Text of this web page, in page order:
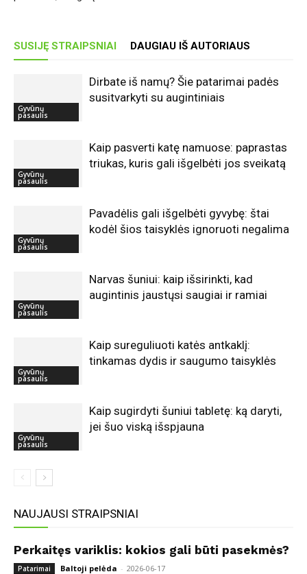
SUSIJĘ STRAIPSNIAI DAUGIAU IŠ AUTORIAUS
Gyvūnų
pasaulis
Dirbate iš namų? Šie patarimai padės
susitvarkyti su augintiniais
Gyvūnų
pasaulis
Kaip pasverti katę namuose: paprastas
triukas, kuris gali išgelbėti jos sveikatą
Gyvūnų
pasaulis
Pavadėlis gali išgelbėti gyvybę: štai
kodėl šios taisyklės ignoruoti negalima
Gyvūnų
pasaulis
Narvas šuniui: kaip išsirinkti, kad
augintinis jaustųsi saugiai ir ramiai
Gyvūnų
pasaulis
Kaip sureguliuoti katės antkaklį:
tinkamas dydis ir saugumo taisyklės
Gyvūnų
pasaulis
Kaip sugirdyti šuniui tabletę: ką daryti,
jei šuo viską išspjauna
NAUJAUSI STRAIPSNIAI
Perkaitęs variklis: kokios gali būti pasekmės?
Patarimai Baltoji pelėda - 2026-06-17